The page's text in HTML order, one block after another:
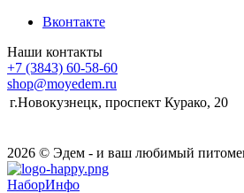
Вконтакте
Наши контакты
+7 (3843) 60-58-60
shop@moyedem.ru
г.Новокузнецк, проспект Курако, 20
2026 © Эдем - и ваш любимый
НаборИнфо